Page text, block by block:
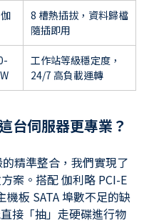
8 槽熱插拔，資料歸檔
隨插即用
工作站等級穩定度，
24/7 高負載運轉
台伺服器更專業？
精準整合，我們實現了
案。搭配 伽利略 PCI-E
機板 SATA 埠數不足的缺
接「抽」走硬碟進行物